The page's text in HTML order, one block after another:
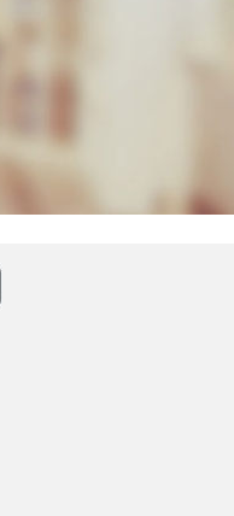
開新視窗)
(另開新視窗)
分享(另開新視窗)